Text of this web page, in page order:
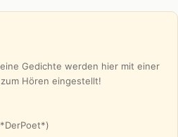
Gedichte werden hier mit einer
Hören eingestellt!